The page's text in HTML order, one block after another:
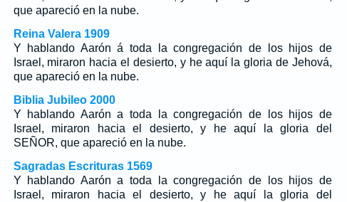
que apareció en la nube.
Reina Valera 1909
Y hablando Aarón á toda la congregación de los hijos de
Israel, miraron hacia el desierto, y he aquí la gloria de Jehová,
que apareció en la nube.
Biblia Jubileo 2000
Y hablando Aarón a toda la congregación de los hijos de
Israel, miraron hacia el desierto, y he aquí la gloria del
SEÑOR, que apareció en la nube.
Sagradas Escrituras 1569
Y hablando Aarón a toda la congregación de los hijos de
Israel, miraron hacia el desierto, y he aquí la gloria del